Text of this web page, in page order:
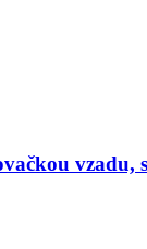
vzadu,